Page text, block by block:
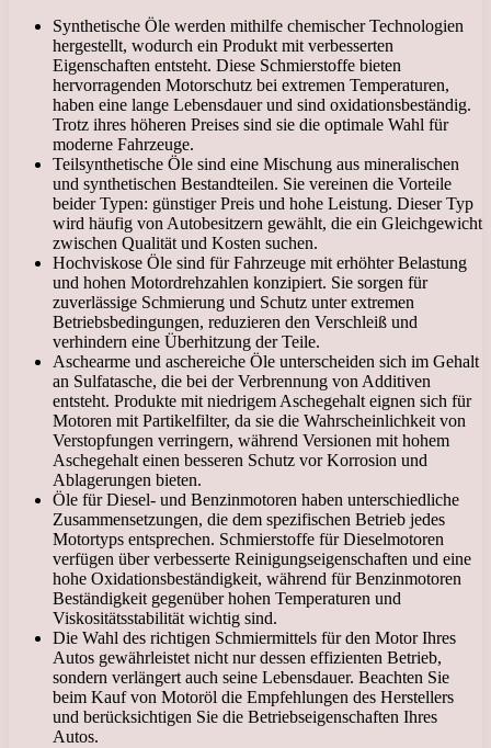
Synthetische Öle werden mithilfe chemischer Technologien
hergestellt, wodurch ein Produkt mit verbesserten
Eigenschaften entsteht. Diese Schmierstoffe bieten
hervorragenden Motorschutz bei extremen Temperaturen,
haben eine lange Lebensdauer und sind oxidationsbeständig.
Trotz ihres höheren Preises sind sie die optimale Wahl für
moderne Fahrzeuge.
Teilsynthetische Öle sind eine Mischung aus mineralischen
und synthetischen Bestandteilen. Sie vereinen die Vorteile
beider Typen: günstiger Preis und hohe Leistung. Dieser Typ
wird häufig von Autobesitzern gewählt, die ein Gleichgewicht
zwischen Qualität und Kosten suchen.
Hochviskose Öle sind für Fahrzeuge mit erhöhter Belastung
und hohen Motordrehzahlen konzipiert. Sie sorgen für
zuverlässige Schmierung und Schutz unter extremen
Betriebsbedingungen, reduzieren den Verschleiß und
verhindern eine Überhitzung der Teile.
Aschearme und aschereiche Öle unterscheiden sich im Gehalt
an Sulfatasche, die bei der Verbrennung von Additiven
entsteht. Produkte mit niedrigem Aschegehalt eignen sich für
Motoren mit Partikelfilter, da sie die Wahrscheinlichkeit von
Verstopfungen verringern, während Versionen mit hohem
Aschegehalt einen besseren Schutz vor Korrosion und
Ablagerungen bieten.
Öle für Diesel- und Benzinmotoren haben unterschiedliche
Zusammensetzungen, die dem spezifischen Betrieb jedes
Motortyps entsprechen. Schmierstoffe für Dieselmotoren
verfügen über verbesserte Reinigungseigenschaften und eine
hohe Oxidationsbeständigkeit, während für Benzinmotoren
Beständigkeit gegenüber hohen Temperaturen und
Viskositätsstabilität wichtig sind.
Die Wahl des richtigen Schmiermittels für den Motor Ihres
Autos gewährleistet nicht nur dessen effizienten Betrieb,
sondern verlängert auch seine Lebensdauer. Beachten Sie
beim Kauf von Motoröl die Empfehlungen des Herstellers
und berücksichtigen Sie die Betriebseigenschaften Ihres
Autos.